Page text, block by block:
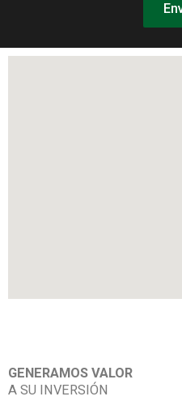
GENERAMOS VALOR
A SU INVERSIÓN